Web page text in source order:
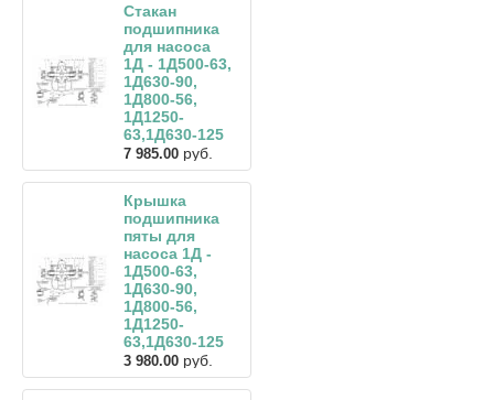
Стакан
подшипника
для насоса
1Д - 1Д500-63,
1Д630-90,
1Д800-56,
1Д1250-
63,1Д630-125
7 985.00 руб.
Крышка
подшипника
пяты для
насоса 1Д -
1Д500-63,
1Д630-90,
1Д800-56,
1Д1250-
63,1Д630-125
3 980.00 руб.